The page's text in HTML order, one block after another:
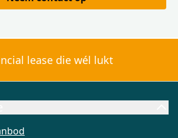
lease die wél lukt